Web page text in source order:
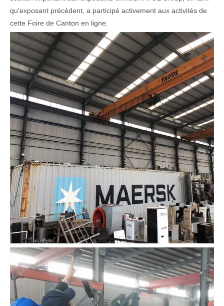
qu'exposant précédent, a participé activement aux activités de
cette Foire de Canton en ligne.